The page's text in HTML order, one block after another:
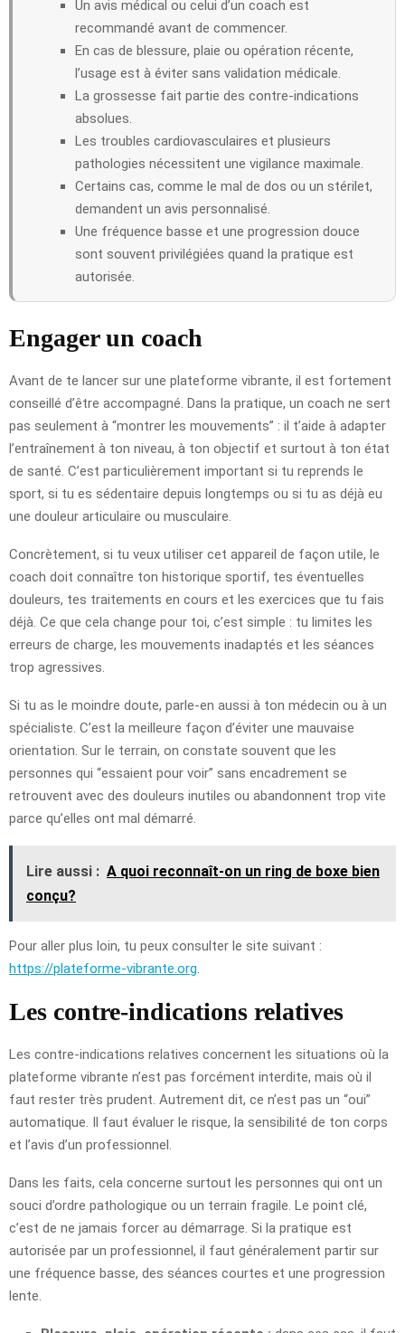
Un avis médical ou celui d’un coach est
recommandé avant de commencer.
En cas de blessure, plaie ou opération récente,
l’usage est à éviter sans validation médicale.
La grossesse fait partie des contre-indications
absolues.
Les troubles cardiovasculaires et plusieurs
pathologies nécessitent une vigilance maximale.
Certains cas, comme le mal de dos ou un stérilet,
demandent un avis personnalisé.
Une fréquence basse et une progression douce
sont souvent privilégiées quand la pratique est
autorisée.
Engager un coach
Avant de te lancer sur une plateforme vibrante, il est fortement
conseillé d’être accompagné. Dans la pratique, un coach ne sert
pas seulement à “montrer les mouvements” : il t’aide à adapter
l’entraînement à ton niveau, à ton objectif et surtout à ton état
de santé. C’est particulièrement important si tu reprends le
sport, si tu es sédentaire depuis longtemps ou si tu as déjà eu
une douleur articulaire ou musculaire.
Concrètement, si tu veux utiliser cet appareil de façon utile, le
coach doit connaître ton historique sportif, tes éventuelles
douleurs, tes traitements en cours et les exercices que tu fais
déjà. Ce que cela change pour toi, c’est simple : tu limites les
erreurs de charge, les mouvements inadaptés et les séances
trop agressives.
Si tu as le moindre doute, parle-en aussi à ton médecin ou à un
spécialiste. C’est la meilleure façon d’éviter une mauvaise
orientation. Sur le terrain, on constate souvent que les
personnes qui “essaient pour voir” sans encadrement se
retrouvent avec des douleurs inutiles ou abandonnent trop vite
parce qu’elles ont mal démarré.
Lire aussi : A quoi reconnaît-on un ring de boxe bien
conçu?
Pour aller plus loin, tu peux consulter le site suivant :
https://plateforme-vibrante.org
Les contre-indications relatives
Les contre-indications relatives concernent les situations où la
plateforme vibrante n’est pas forcément interdite, mais où il
faut rester très prudent. Autrement dit, ce n’est pas un “oui”
automatique. Il faut évaluer le risque, la sensibilité de ton corps
et l’avis d’un professionnel.
Dans les faits, cela concerne surtout les personnes qui ont un
souci d’ordre pathologique ou un terrain fragile. Le point clé,
c’est de ne jamais forcer au démarrage. Si la pratique est
autorisée par un professionnel, il faut généralement partir sur
une fréquence basse, des séances courtes et une progression
lente.